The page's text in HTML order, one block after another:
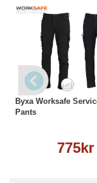
Byxa Worksafe
Pants
775kr
Läs mer